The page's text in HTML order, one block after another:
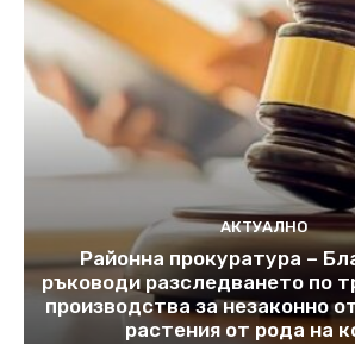
АКТУАЛНО
Районна прокуратура –
ръководи разследването по
производства за незаконно
растения от рода на